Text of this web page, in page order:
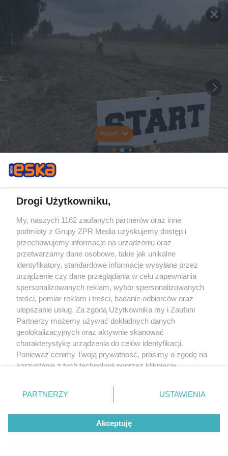
Rozwiń
Drogi Użytkowniku,
My, naszych 1162 zaufanych partnerów oraz inne
podmioty z Grupy ZPR Media uzyskujemy dostęp i
przechowujemy informacje na urządzeniu oraz
przetwarzamy dane osobowe, takie jak unikalne
identyfikatory, standardowe informacje wysyłane przez
urządzenie czy dane przeglądania w celu zapewniania
spersonalizowanych reklam, wybór spersonalizowanych
treści, pomiar reklam i treści, badanie odbiorców oraz
ulepszanie usług. Za zgodą Użytkownika my i Zaufani
Partnerzy możemy używać dokładnych danych
geolokalizacyjnych oraz aktywnie skanować
charakterystykę urządzenia do celów identyfikacji.
Ponieważ cenimy Twoją prywatność, prosimy o zgodę na
korzystanie z tych technologii poprzez kliknięcie
zmienić/wycofać klikając przycisk ustawień prywatności
znajdujący się w lewym dolnym rogu strony
rodzaje przetwarzania danych nie wymagają zgody
użytkownika, ale masz prawo sprzeciwić się takiemu
przetwarzaniu. Preferencje będą miały zastosowanie tylko
PARTNERZY USTAWIENIA
Akceptuję